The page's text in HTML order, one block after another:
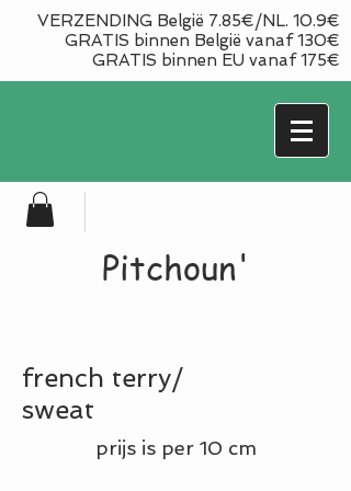
VERZENDING België 7.85€/NL. 10.9€
GRATIS binnen België vanaf 130€
GRATIS binnen EU vanaf 175€
Pitchoun'
french terry/
sweat
prijs is per 10 cm